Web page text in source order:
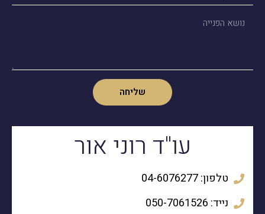
שליחה
עו"ד רוני אור
טלפון: 04-6076277
נייד: 050-7061526